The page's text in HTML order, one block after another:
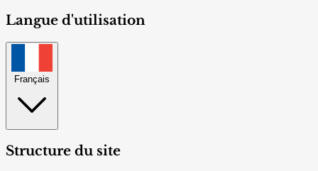
Langue d'utilisation
Français
Structure du site